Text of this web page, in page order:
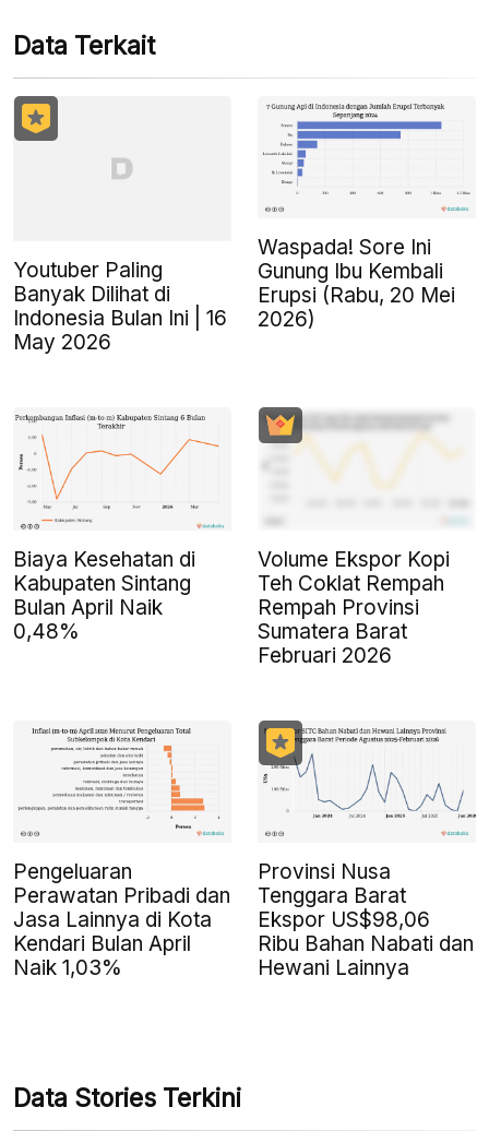
Data Terkait
Youtuber Paling
Banyak Dilihat di
Indonesia Bulan Ini | 16
May 2026
Waspada! Sore Ini
Gunung Ibu Kembali
Erupsi (Rabu, 20 Mei
2026)
Biaya Kesehatan di
Kabupaten Sintang
Bulan April Naik
0,48%
Volume Ekspor Kopi
Teh Coklat Rempah
Rempah Provinsi
Sumatera Barat
Februari 2026
Pengeluaran
Perawatan Pribadi dan
Jasa Lainnya di Kota
Kendari Bulan April
Naik 1,03%
Provinsi Nusa
Tenggara Barat
Ekspor US$98,06
Ribu Bahan Nabati dan
Hewani Lainnya
Data Stories Terkini